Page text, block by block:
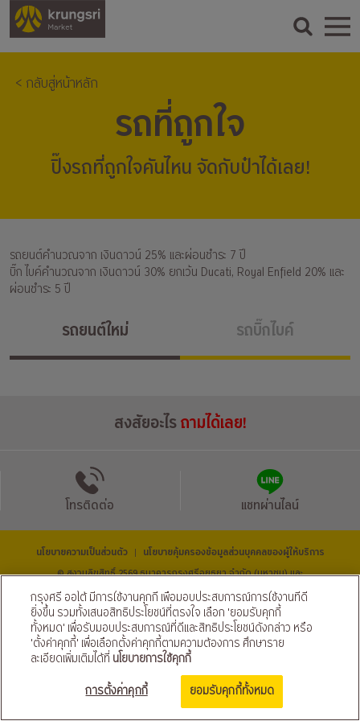
< กลับสู่หน้าหลัก
รถที่ถูกใจ
ปิ๊งรถที่ถูกใจคันไหน จัดกับป๋าได้เลย!
รถยนต์คำนวณจาก เงินดาวน์ 25% และผ่อนชำระ 7 ปี
บิ๊ก ไบค์คำนวณจาก เงินดาวน์ 30% ยกเว้น Ducati, Royal Enfield 20% และ
ผ่อนชำระ 5 ปี
รถยนต์ใหม่ รถบิ๊กไบค์
สงสัยอะไรถามได้เลย!
โทรติดต่อ แชทผ่านไลน์
นโยบายความเป็นส่วนตัว | นโยบายคุ้มครองข้อมูลส่วนบุคคลของผู้ให้บริการ
© สงวนลิขสิทธิ์ 2569 ธนาคารกรุงศรีอยุธยา จำกัด (มหาชน) และ
ติดตามเราได้ที่
กรุงศรี ออโต้ มีการใช้งานคุกกี้ เพื่อมอบประสบการณ์การใช้งานที่ดี
ยิ่งขึ้น รวมทั้งเสนอสิทธิประโยชน์ที่ตรงใจ เลือก 'ยอมรับคุกกี้
ทั้งหมด' เพื่อรับมอบประสบการณ์ที่ดีและสิทธิประโยชน์ดังกล่าว หรือ
'ตั้งค่าคุกกี้' เพื่อเลือกตั้งค่าคุกกี้ตามความต้องการ ศึกษาราย
ละเอียดเพิ่มเติมได้ที่ นโยบายการใช้คุกกี้
การตั้งค่าคุกกี้
ยอมรับคุกกี้ทั้งหมด